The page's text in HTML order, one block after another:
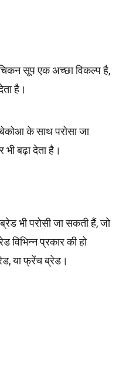
सूप एक अच्छा विकल्प है,
है।
के साथ परोसा जा
बढ़ा देता है।
भी परोसी जा सकती हैं, जो
विभिन्न प्रकार की हो
या फ्रेंच ब्रेड।